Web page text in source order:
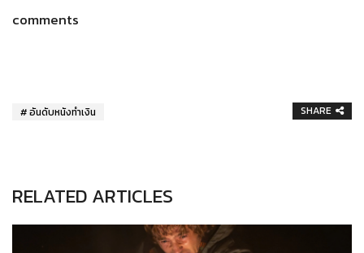
comments
อันดับหนังทำเงิน SHARE
RELATED ARTICLES